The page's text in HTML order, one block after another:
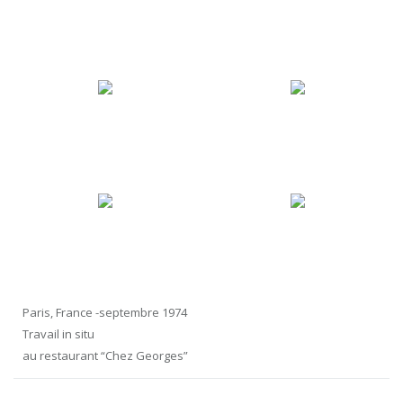
Paris, France -septembre 1974
Travail in situ
au restaurant “Chez Georges”